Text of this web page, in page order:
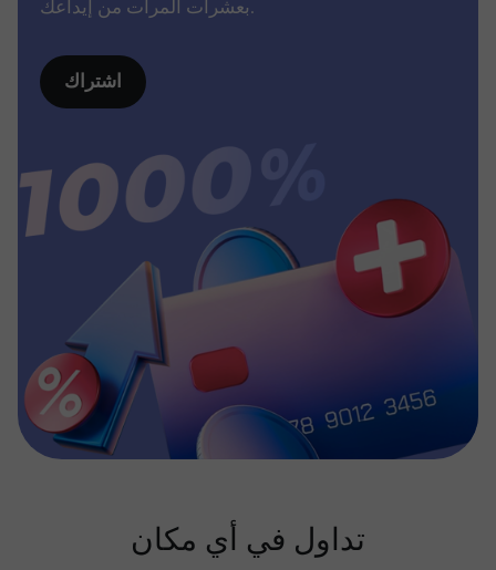
بعشرات المرات من إيداعك.
اشتراك
تداول في أي مكان